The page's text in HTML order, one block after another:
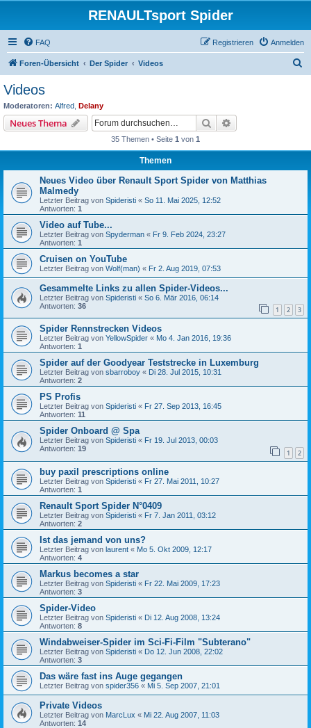
RENAULTsport Spider
FAQ Anmelden
Registrieren
Foren-Übersicht Der Spider Videos
Videos
Moderatoren: Alfred Delany
Neues Thema Suche
35 Themen • Seite 1 von 1
Themen
Neues Video über Renault Sport Spider von Matthias
Malmedy
Letzter Beitrag von Spideristi « So 11. Mai 2025, 12:52
Antworten: 1
Video auf Tube...
Letzter Beitrag von Spyderman « Fr 9. Feb 2024, 23:27
Antworten: 1
Cruisen on YouTube
Letzter Beitrag von Wolf(man) « Fr 2. Aug 2019, 07:53
Gesammelte Links zu allen Spider-Videos...
Letzter Beitrag von Spideristi « So 6. Mär 2016, 06:14
Antworten: 36 1 2 3
Spider Rennstrecken Videos
Letzter Beitrag von YellowSpider « Mo 4. Jan 2016, 19:36
Antworten: 1
Spider auf der Goodyear Teststrecke in Luxemburg
Letzter Beitrag von sbarroboy « Di 28. Jul 2015, 10:31
Antworten: 2
PS Profis
Letzter Beitrag von Spideristi « Fr 27. Sep 2013, 16:45
Antworten: 11
Spider Onboard @ Spa
Letzter Beitrag von Spideristi « Fr 19. Jul 2013, 00:03
Antworten: 19 1 2
buy paxil prescriptions online
Letzter Beitrag von Spideristi « Fr 27. Mai 2011, 10:27
Antworten: 1
Renault Sport Spider N°0409
Letzter Beitrag von Spideristi « Fr 7. Jan 2011, 03:12
Antworten: 2
Ist das jemand von uns?
Letzter Beitrag von laurent « Mo 5. Okt 2009, 12:17
Antworten: 4
Markus becomes a star
Letzter Beitrag von Spideristi « Fr 22. Mai 2009, 17:23
Antworten: 3
Spider-Video
Letzter Beitrag von Spideristi « Di 12. Aug 2008, 13:24
Antworten: 8
Windabweiser-Spider im Sci-Fi-Film "Subterano"
Letzter Beitrag von Spideristi « Do 12. Jun 2008, 22:02
Antworten: 3
Das wäre fast ins Auge gegangen
Letzter Beitrag von spider356 « Mi 5. Sep 2007, 21:01
Private Videos
Letzter Beitrag von MarcLux « Mi 22. Aug 2007, 11:03
Antworten: 14